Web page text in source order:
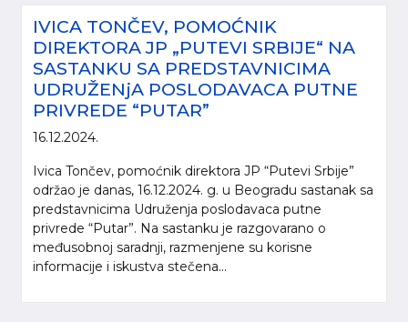
IVICA TONČEV, POMOĆNIK
DIREKTORA JP „PUTEVI SRBIJE“ NA
SASTANKU SA PREDSTAVNICIMA
UDRUŽENjA POSLODAVACA PUTNE
PRIVREDE “PUTAR”
16.12.2024.
Ivica Tončev, pomoćnik direktora JP “Putevi Srbije”
održao je danas, 16.12.2024. g. u Beogradu sastanak sa
predstavnicima Udruženja poslodavaca putne
privrede “Putar”. Na sastanku je razgovarano o
međusobnoj saradnji, razmenjene su korisne
informacije i iskustva stečena...